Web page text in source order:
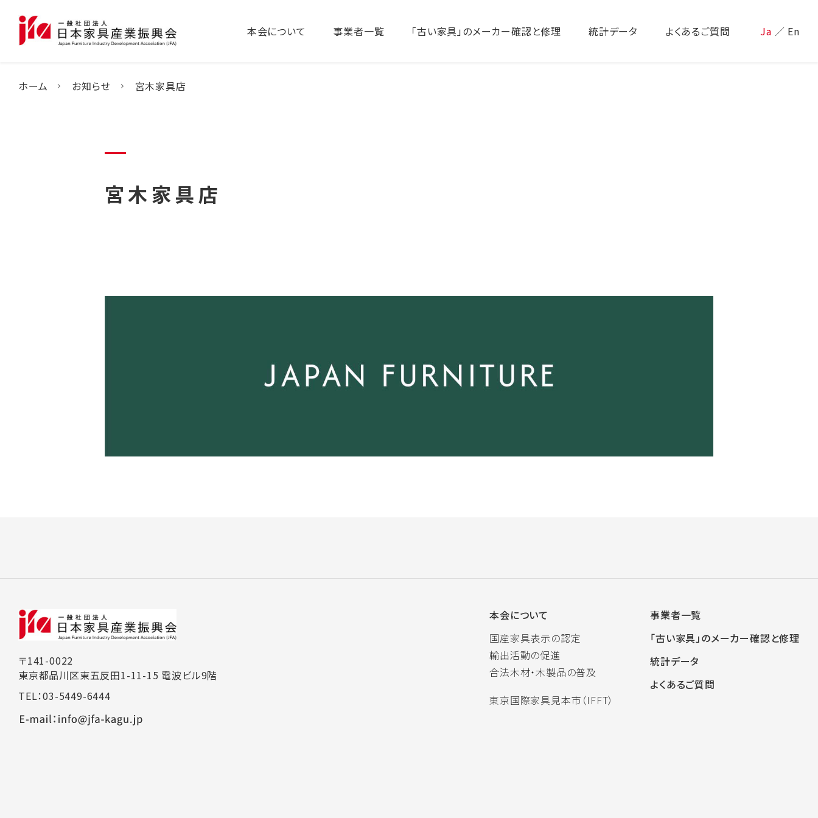
本会について 事業者一覧 「古い家具」のメーカー確認と修理 統計データ よくあるご質問 Ja ／ En
ホーム お知らせ 宮木家具店
宮木家具店
〒141-0022
東京都品川区東五反田1-11-15 電波ビル9階
TEL：03-5449-6444
本会について
国産家具表示の認定
輸出活動の促進
合法木材・木製品の普及
東京国際家具見本市（IFFT）
事業者一覧
「古い家具」のメーカー確認と修理
統計データ
よくあるご質問